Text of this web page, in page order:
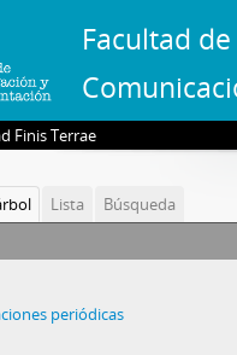
Facultad
Finis Terrae
Lista Búsqueda
periódicas